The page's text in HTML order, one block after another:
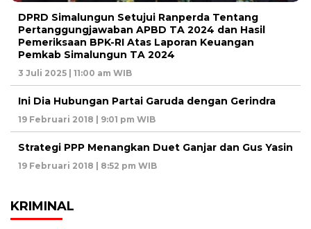
DPRD Simalungun Setujui Ranperda Tentang
Pertanggungjawaban APBD TA 2024 dan Hasil
Pemeriksaan BPK-RI Atas Laporan Keuangan
Pemkab Simalungun TA 2024
3 Juli 2025 | 11:00 am WIB
Ini Dia Hubungan Partai Garuda dengan Gerindra
19 Februari 2018 | 9:01 pm WIB
Strategi PPP Menangkan Duet Ganjar dan Gus Yasin
19 Februari 2018 | 8:52 pm WIB
KRIMINAL